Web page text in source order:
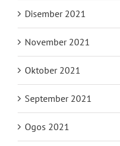
Disember 2021
November 2021
Oktober 2021
September 2021
Ogos 2021